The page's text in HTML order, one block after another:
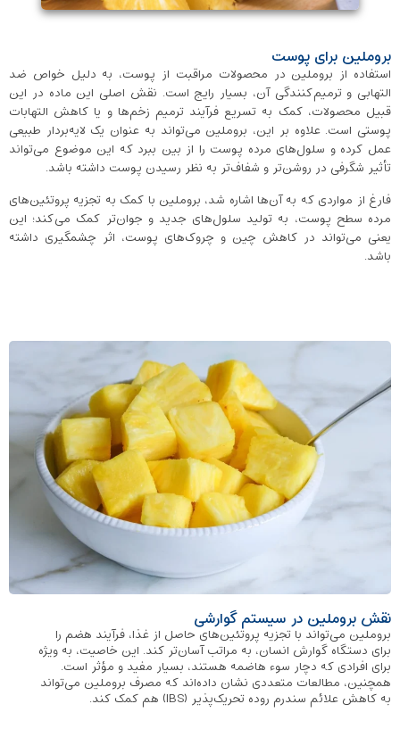
بروملین برای پوست
استفاده از بروملین در محصولات مراقبت از پوست، به دلیل خواص ضد
التهابی و ترمیم‌کنندگی آن، بسیار رایج است. نقش اصلی این ماده در این
قبیل محصولات، کمک به تسریع فرآیند ترمیم زخم‌ها و یا کاهش التهابات
پوستی است. علاوه بر این، بروملین می‌تواند به ‌عنوان یک لایه‌بردار طبیعی
عمل کرده و سلول‌های مرده پوست را از بین ببرد که این موضوع می‌تواند
تأثیر شگرفی در روشن‌تر و شفاف‌تر به نظر رسیدن پوست داشته باشد.
فارغ از مواردی که به آن‌ها اشاره شد، بروملین با کمک به تجزیه پروتئین‌های
مرده سطح پوست، به تولید سلول‌های جدید و جوان‌تر کمک می‌کند؛ این
یعنی می‌تواند در کاهش چین‌ و چروک‌های پوست، اثر چشمگیری داشته
باشد.
نقش بروملین در سیستم گوارشی
بروملین می‌تواند با تجزیه پروتئین‌های حاصل از غذا، فرآیند هضم را
برای دستگاه گوارش انسان، به مراتب آسان‌تر ‌کند. این خاصیت، به ‌ویژه
برای افرادی که دچار سوء هاضمه هستند، بسیار مفید و مؤثر است.
همچنین، مطالعات متعددی نشان داده‌اند که مصرف بروملین می‌تواند
به کاهش علائم سندرم روده تحریک‌پذیر (IBS) هم کمک کند.